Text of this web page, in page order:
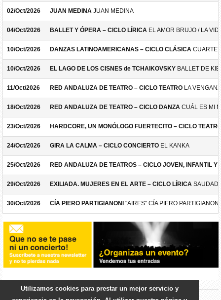
02/Oct/2026 JUAN MEDINA JUAN MEDINA
04/Oct/2026 BALLET Y ÓPERA – CICLO LÍRICA EL AMOR BRUJO / LA
10/Oct/2026 DANZAS LATINOAMERICANAS – CICLO CLÁSICA
10/Oct/2026 EL LAGO DE LOS CISNES de TCHAIKOVSKY BALLET DE
11/Oct/2026 RED ANDALUZA DE TEATRO – CICLO TEATRO LA
18/Oct/2026 RED ANDALUZA DE TEATRO – CICLO DANZA CUÁL ES MI
23/Oct/2026 HARDCORE, UN MONÓLOGO FUERTECITO – CICLO
24/Oct/2026 GIRA LA CALMA – CICLO CONCIERTO EL KANKA
25/Oct/2026 RED ANDALUZA DE TEATROS – CICLO JOVEN, INFANTIL Y
29/Oct/2026 EXILIADA. MUJERES EN EL ARTE – CICLO LÍRICA
30/Oct/2026 CÍA PIERO PARTIGIANONI "AIRES" CÍA PIERO PARTIGIANONI
Utilizamos cookies para prestar un mejor servicio y